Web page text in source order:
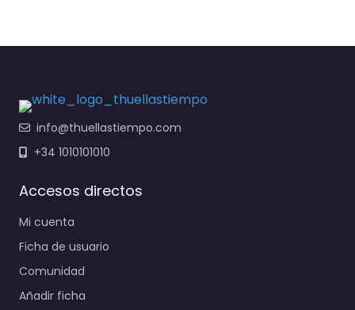
info@thuellastiempo.com
+34 1010101010
Accesos directos
Mi cuenta
Ficha de usuario
Comunidad
Añadir ficha